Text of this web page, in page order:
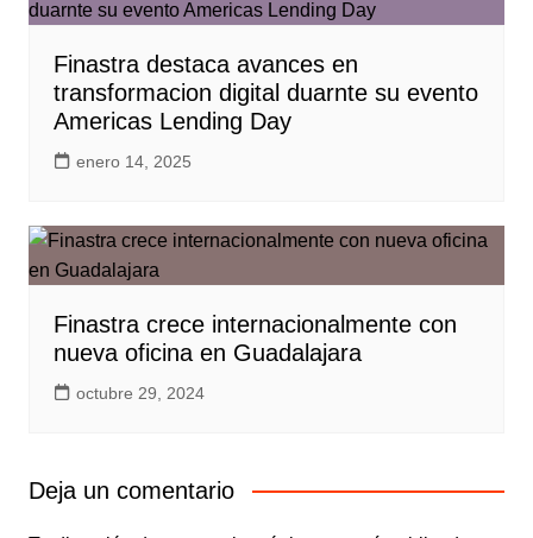
Finastra destaca avances en
transformacion digital duarnte su evento
Americas Lending Day
enero 14, 2025
Finastra crece internacionalmente con
nueva oficina en Guadalajara
octubre 29, 2024
Deja un comentario